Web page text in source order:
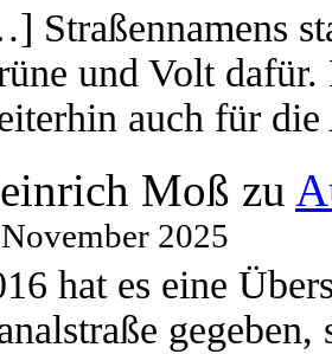
Straßennamens
und Volt
auch für
Moß zu
2025
hat es eine